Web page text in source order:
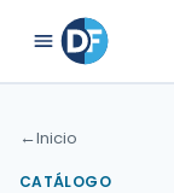
←Inicio
CATÁLOGO